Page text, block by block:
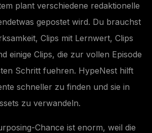
plant verschiedene redaktionelle
gepostet wird. Du brauchst
Clips mit Lernwert, Clips
einige Clips, die zur vollen Episode
Schritt fuehren. HypeNest hilft
schneller zu finden und sie in
zu verwandeln.
Chance ist enorm, weil die